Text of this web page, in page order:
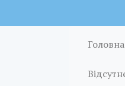
Головна